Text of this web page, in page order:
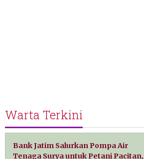
Warta Terkini
Bank Jatim Salurkan Pompa Air
Tenaga Surya untuk Petani Pacitan,